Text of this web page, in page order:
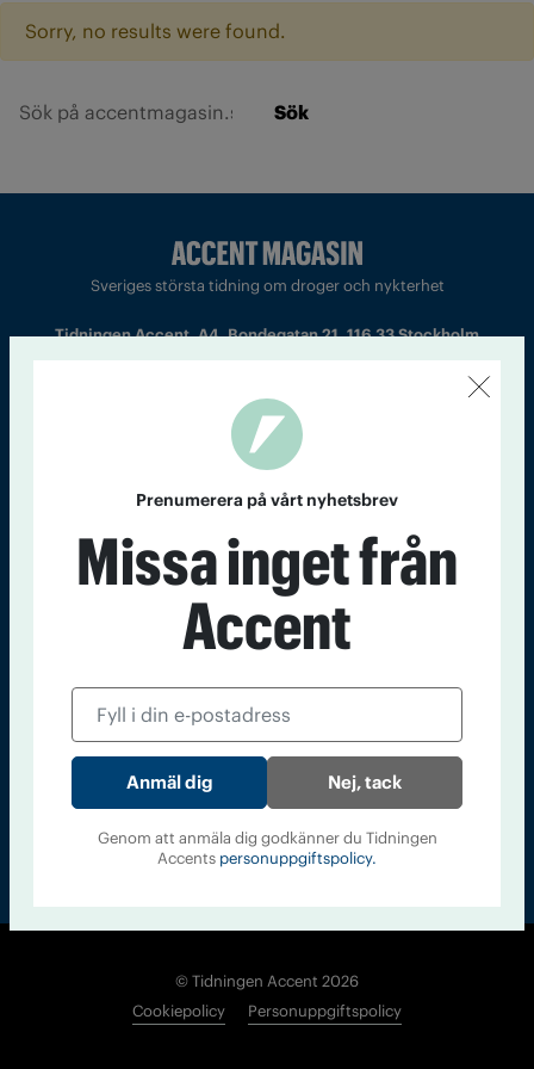
Sorry, no results were found.
Sök
Sveriges största tidning om droger och nykterhet
Tidningen Accent, A4, Bondegatan 21, 116 33 Stockholm
Chefredaktör och ansvarig utgivare: Barbro Janson Lundkvist,
barbro@a4.se.
Kontakt Om Tidningen Tidningsarkiv In English
Läs tidigare
Accent
© Tidningen Accent 2026
Cookiepolicy
Personuppgiftspolicy
Prenumerera på vårt nyhetsbrev
Missa inget från
Accent
Nej, tack
Genom att anmäla dig godkänner du Tidningen
Accents personuppgiftspolicy.